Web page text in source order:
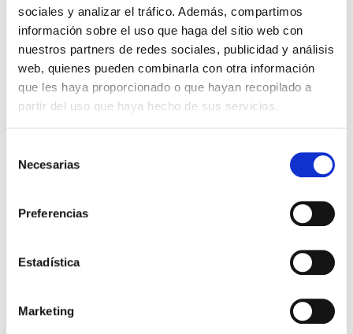
sociales y analizar el tráfico. Además, compartimos
información sobre el uso que haga del sitio web con
nuestros partners de redes sociales, publicidad y análisis
web, quienes pueden combinarla con otra información
que les haya proporcionado o que hayan recopilado a
partir del uso que haya hecho de sus servicios.
Necesarias
Preferencias
Estadística
Marketing
. Introducción
10:00 – 10:30 h.
“Ayudas a la innovación”. Desirée
Moreno, responsable de Innovación e Inversión
Tecnológica en ITECAM.
Líneas de financiación del CDTI para proyectos
10:30 – 11:00 h
. “Deducciones fiscales”. Juani Perona,
Tecnológica en ITECAM.
actividades de I+D+i
Requisitos, casos prácticos y compatibilidad con